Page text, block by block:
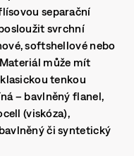
separační
svrchní
softshellové nebo
může mít
tenkou
– bavlněný flanel,
(viskóza),
či syntetický